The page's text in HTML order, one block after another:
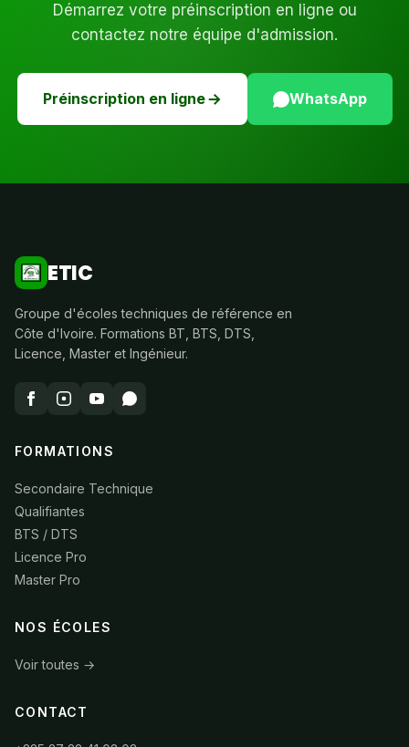
Démarrez votre préinscription en ligne ou
contactez notre équipe d'admission.
Préinscription en ligne WhatsApp
ETIC
Groupe d'écoles techniques de référence en
Côte d'Ivoire. Formations BT, BTS, DTS,
Licence, Master et Ingénieur.
FORMATIONS
Secondaire Technique
Qualifiantes
BTS / DTS
Licence Pro
Master Pro
NOS ÉCOLES
Voir toutes →
CONTACT